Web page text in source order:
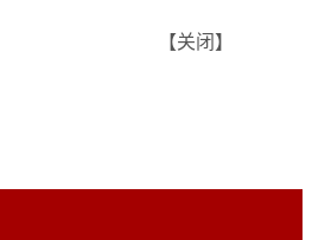
【关闭 】